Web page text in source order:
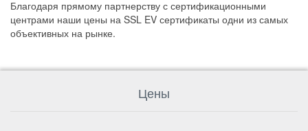
Благодаря прямому партнерству с сертификационными
центрами наши цены на SSL EV сертификаты одни из самых
объективных на рынке.
Цены